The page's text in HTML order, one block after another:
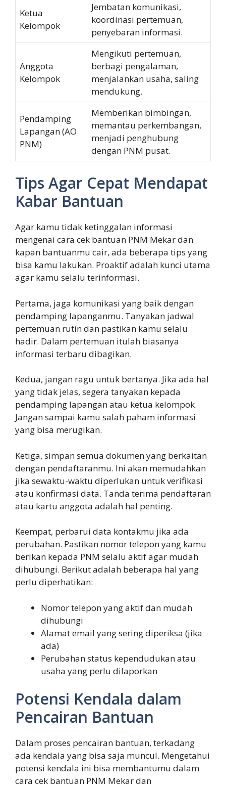
Ketua
Kelompok
Jembatan komunikasi,
koordinasi pertemuan,
penyebaran informasi.
Anggota
Kelompok
Mengikuti pertemuan,
berbagi pengalaman,
menjalankan usaha, saling
mendukung.
Pendamping
Lapangan (AO
PNM)
Memberikan bimbingan,
memantau perkembangan,
menjadi penghubung
dengan PNM pusat.
Tips Agar Cepat Mendapat
Kabar Bantuan
Agar kamu tidak ketinggalan informasi
mengenai cara cek bantuan PNM Mekar dan
kapan bantuanmu cair, ada beberapa tips yang
bisa kamu lakukan. Proaktif adalah kunci utama
agar kamu selalu terinformasi.
Pertama, jaga komunikasi yang baik dengan
pendamping lapanganmu. Tanyakan jadwal
pertemuan rutin dan pastikan kamu selalu
hadir. Dalam pertemuan itulah biasanya
informasi terbaru dibagikan.
Kedua, jangan ragu untuk bertanya. Jika ada hal
yang tidak jelas, segera tanyakan kepada
pendamping lapangan atau ketua kelompok.
Jangan sampai kamu salah paham informasi
yang bisa merugikan.
Ketiga, simpan semua dokumen yang berkaitan
dengan pendaftaranmu. Ini akan memudahkan
jika sewaktu-waktu diperlukan untuk verifikasi
atau konfirmasi data. Tanda terima pendaftaran
atau kartu anggota adalah hal penting.
Keempat, perbarui data kontakmu jika ada
perubahan. Pastikan nomor telepon yang kamu
berikan kepada PNM selalu aktif agar mudah
dihubungi. Berikut adalah beberapa hal yang
perlu diperhatikan:
Nomor telepon yang aktif dan mudah
dihubungi
Alamat email yang sering diperiksa (jika
ada)
Perubahan status kependudukan atau
usaha yang perlu dilaporkan
Potensi Kendala dalam
Pencairan Bantuan
Dalam proses pencairan bantuan, terkadang
ada kendala yang bisa saja muncul. Mengetahui
potensi kendala ini bisa membantumu dalam
cara cek bantuan PNM Mekar dan